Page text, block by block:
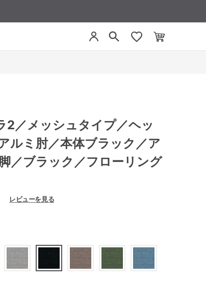
2／メッシュタイプ／ヘッ
ルミ肘／本体ブラック／ア
／ブラック／フローリング
レビューを見る